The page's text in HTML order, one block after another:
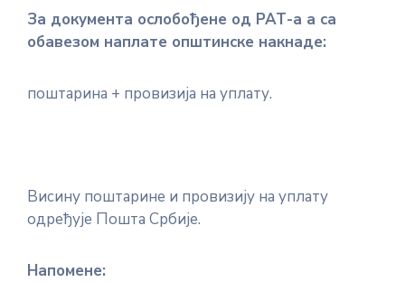
За документа ослобођене од РАТ-а а са
обавезом наплате општинске накнаде:
поштарина + провизија на уплату.
Висину поштарине и провизију на уплату
одређује Пошта Србије.
Напомене: